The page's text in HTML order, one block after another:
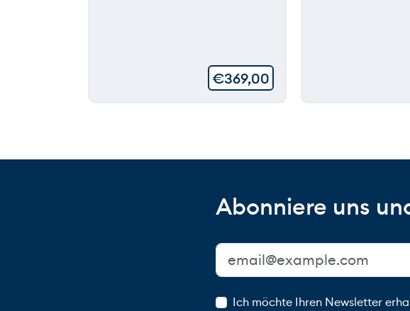
€369,00
Abonniere uns
Ich möchte Ihren Newsletter